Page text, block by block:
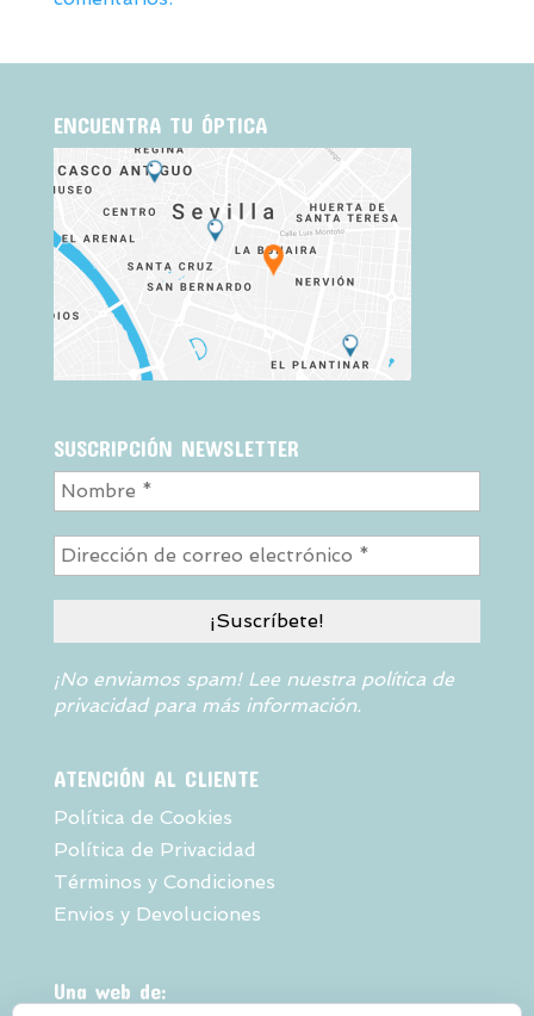
ENCUENTRA TU ÓPTICA
SUSCRIPCIÓN NEWSLETTER
¡No enviamos spam! Lee nuestra política de
privacidadpara más información.
ATENCIÓN AL CLIENTE
Política de Cookies
Política de Privacidad
Términos y Condiciones
Envios y Devoluciones
Una web de: